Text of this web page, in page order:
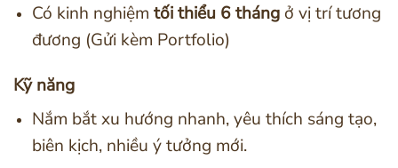
Có kinh nghiệm tối thiểu 6 thángở vị trí tương
đương (Gửi kèm Portfolio)
Kỹ năng
Nắm bắt xu hướng nhanh, yêu thích sáng tạo,
biên kịch, nhiều ý tưởng mới.